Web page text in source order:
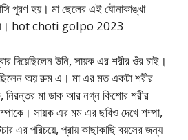
পূরণ হয়। মা ছেলের এই যৌনাকাঙ্খা
hot choti golpo 2023
দিয়েছিলেন উনি, সায়ক এর শরীর ওঁর চাই।
অয় রুম এ। মা এর মত একটা শরীর
নিরন্তর মা ডাক আর নগ্ন কিশোর শরীর
সায়ক এর মম এর ছবিও দেখে শম্পা,
এর পরিচয়ে, প্রায় কাছাকাছি বয়সের জন্য